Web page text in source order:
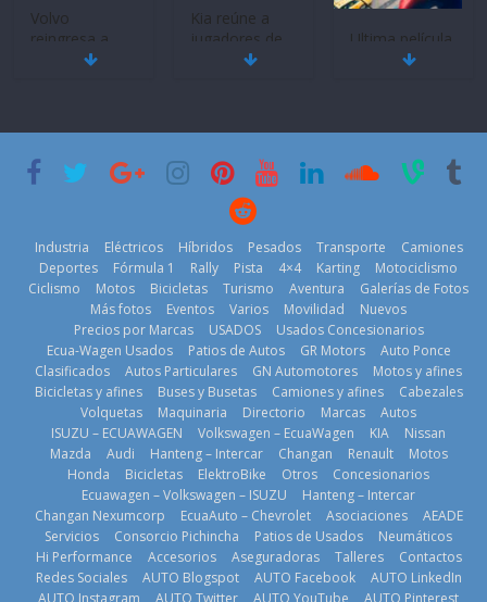
Volvo
reingresa a
Ecuador de la
18 de julio de
2026
Mercado
automotor
ecuatoriano
creció un 28%
en julio de
2026
4 de agosto de
Kia reúne a
jugadores de
fútbol de todo
2026
La Vuelta al
Ecuador 2026,
edición 47ª,
recorre 7
provincias en 8
días
1 de agosto de
2026
Ultima película
‘Spider‑Man:
29 de julio de
¿Qué puede
pasar con tu
vehículo si
permanece
varios días sin
usar?
3 de agosto de
2026
Industria Eléctricos Híbridos Pesados Transporte
Camiones
Deportes
Fórmula 1 Rally Pista 4×4 Karting
Motociclismo
Ciclismo
Motos Bicicletas Turismo Aventura
Galerías de Fotos
Más fotos
Eventos Varios Movilidad
Nuevos
Precios por Marcas
USADOS
Usados Concesionarios
Ecua-Wagen Usados
Patios de Autos GR Motors
Auto Ponce
Clasificados
Autos Particulares GN Automotores
Motos y afines
Bicicletas y afines
Buses y Busetas Camiones y afines
Cabezales
Volquetas
Maquinaria Directorio Marcas
Autos
ISUZU – ECUAWAGEN
Volkswagen – EcuaWagen KIA
Nissan
Mazda
Audi Hanteng – Intercar Changan Renault
Motos
Honda
Bicicletas ElektroBike Otros
Concesionarios
Ecuawagen – Volkswagen – ISUZU
Hanteng – Intercar
Changan Nexumcorp
EcuaAuto – Chevrolet Asociaciones
AEADE
Servicios
Consorcio Pichincha Patios de Usados
Neumáticos
Hi Performance
Accesorios Aseguradoras Talleres
Contactos
Redes Sociales
AUTO Blogspot AUTO Facebook
AUTO LinkedIn